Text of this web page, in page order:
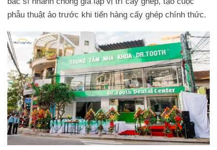
phẫu thuật ảo trước khi tiến hàng cấy ghép chính thức.